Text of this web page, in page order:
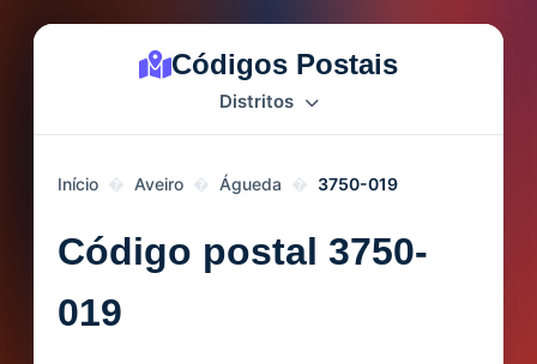
Códigos Postais
Distritos
Início Aveiro Águeda 3750-019
Código postal 3750-
019